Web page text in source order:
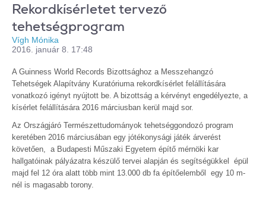
Rekordkísérletet tervező
tehetségprogram
Vígh Mónika
2016. január 8. 17:48
A Guinness World Records Bizottsághoz a Messzehangzó
Tehetségek Alapítvány Kuratóriuma rekordkísérlet felállítására
vonatkozó igényt nyújtott be. A bizottság a kérvényt engedélyezte, a
kísérlet felállítására 2016 márciusban kerül majd sor.
Az Országjáró Természettudományok tehetséggondozó program
keretében 2016 márciusában egy jótékonysági játék árverést
követően, a Budapesti Műszaki Egyetem építő mérnöki kar
hallgatóinak pályázatra készülő tervei alapján és segítségükkel épül
majd fel 12 óra alatt több mint 13.000 db fa építőelemből egy 10 m-
nél is magasabb torony.